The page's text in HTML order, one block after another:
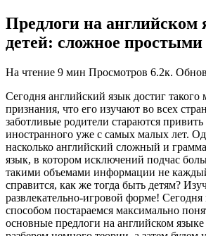
Предлоги на английском
детей: сложное
На чтение 9 мин Просмотров 6.2к.
Сегодня английский язык достиг
признания, что его изучают во всех
заботливые родители стараются
иностранного уже с самых малых лет.
насколько английский сложный и
язык, в котором исключений подчас
такими объемами информации не
справится, как же тогда быть детям?
развлекательно-игровой форме!
способом постараемся максимально
основные предлоги на английском языке